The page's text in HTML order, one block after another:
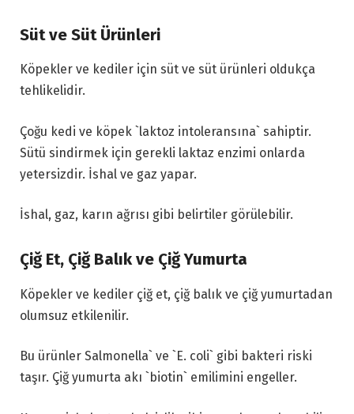
Süt ve Süt Ürünleri
Köpekler ve kediler için süt ve süt ürünleri oldukça
tehlikelidir.
Çoğu kedi ve köpek `laktoz intoleransına` sahiptir.
Sütü sindirmek için gerekli laktaz enzimi onlarda
yetersizdir. İshal ve gaz yapar.
İshal, gaz, karın ağrısı gibi belirtiler görülebilir.
Çiğ Et, Çiğ Balık ve Çiğ Yumurta
Köpekler ve kediler çiğ et, çiğ balık ve çiğ yumurtadan
olumsuz etkilenilir.
Bu ürünler Salmonella` ve `E. coli` gibi bakteri riski
taşır. Çiğ yumurta akı `biotin` emilimini engeller.